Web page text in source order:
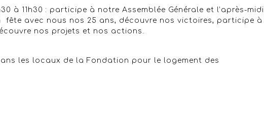
à 11h30 : participe à notre Assemblée Générale et l’après-midi
fête avec nous nos 25 ans, découvre nos victoires, participe à
nos projets et nos actions.
les locaux de la Fondation pour le logement des